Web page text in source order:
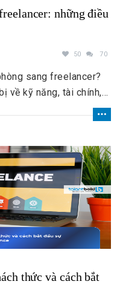
những điều
50 70
sang freelancer?
về kỹ năng, tài chính,
thức và cách bắt